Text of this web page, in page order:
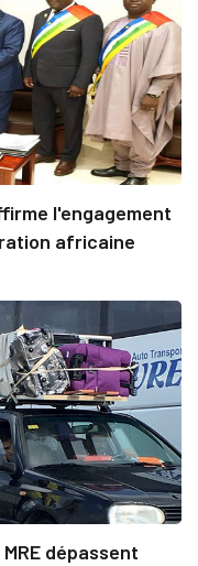
l'engagement
africaine
dépassent